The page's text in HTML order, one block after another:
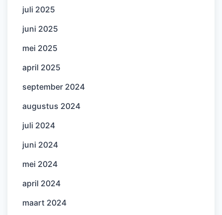
juli 2025
juni 2025
mei 2025
april 2025
september 2024
augustus 2024
juli 2024
juni 2024
mei 2024
april 2024
maart 2024